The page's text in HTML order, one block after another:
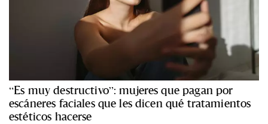
“Es muy destructivo”: mujeres que pagan por
escáneres faciales que les dicen qué tratamientos
estéticos hacerse